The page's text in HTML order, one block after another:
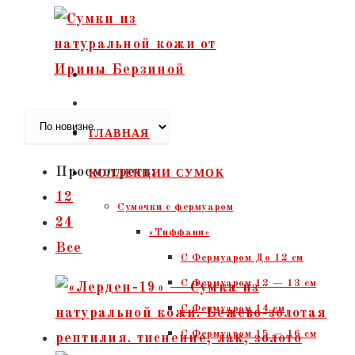
Перейти
содержимому
ГЛАВНАЯ
КОЛЛЕКЦИИ СУМОК
Сумочки c фермуаром
«Тиффани»
С Фермуаром До 12 см
С Фермуаром 12 — 13 см
С Фермуаром 14 см
С Фермуаром 15 — 16 см
Просмотреть:
12
24
Все